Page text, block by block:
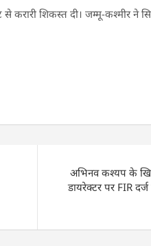
शिकस्त दी। जम्मू-कश्मीर ने
अभिनव कश्यप के
डायरेक्टर पर FIR